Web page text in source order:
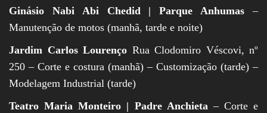
Ginásio Nabi Abi Chedid | Parque Anhumas
–
Manutenção de motos (manhã, tarde e noite)
Jardim Carlos Lourenço Rua Clodomiro Véscovi, nº
250 – Corte e costura (manhã) – Customização (tarde) –
Modelagem Industrial (tarde)
Teatro Maria Monteiro | Padre Anchieta – Corte e